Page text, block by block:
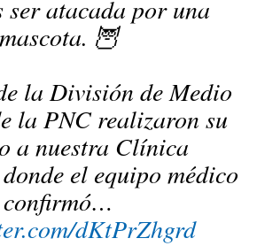
atacada por una
mascota. 🦉
la División de Medio
la PNC realizaron su
a nuestra Clínica
el equipo médico
confirmó…
dKtPrZhgrd